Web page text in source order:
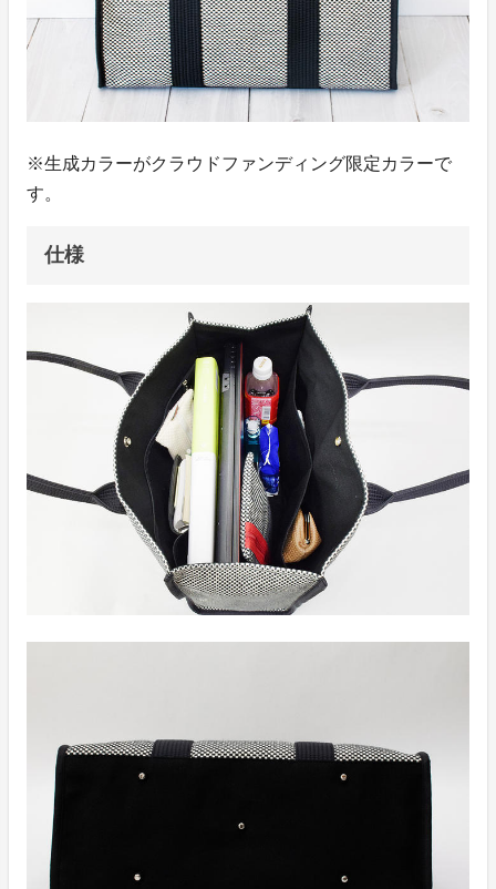
※生成カラーがクラウドファンディング限定カラーで
す。
仕様